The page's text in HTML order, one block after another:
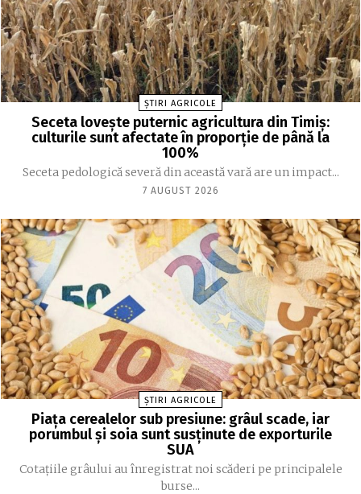
ȘTIRI AGRICOLE
Seceta lovește puternic agricultura din Timiș:
culturile sunt afectate în proporție de până la
100%
Seceta pedologică severă din această vară are un impact...
7 AUGUST 2026
ȘTIRI AGRICOLE
Piața cerealelor sub presiune: grâul scade, iar
porumbul și soia sunt susținute de exporturile
SUA
Cotațiile grâului au înregistrat noi scăderi pe principalele
burse...